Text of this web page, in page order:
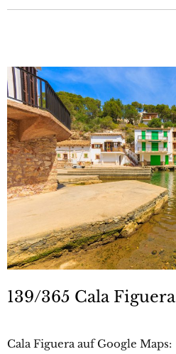
139/365 Cala Figuera
Cala Figuera auf Google Maps: